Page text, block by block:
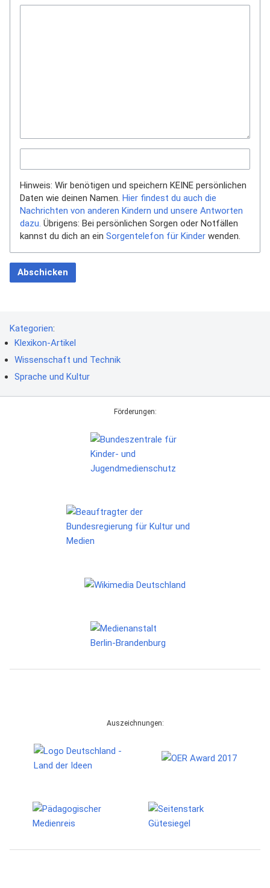
Hinweis: Wir benötigen und speichern KEINE persönlichen
Daten wie deinen Namen. Hier findest du auch die
Nachrichten von anderen Kindern und unsere Antworten
dazu. Übrigens: Bei persönlichen Sorgen oder Notfällen
kannst du dich an ein Sorgentelefon für Kinder wenden.
Abschicken
Kategorien:
Klexikon-Artikel
Wissenschaft und Technik
Sprache und Kultur
Förderungen:
Auszeichnungen: